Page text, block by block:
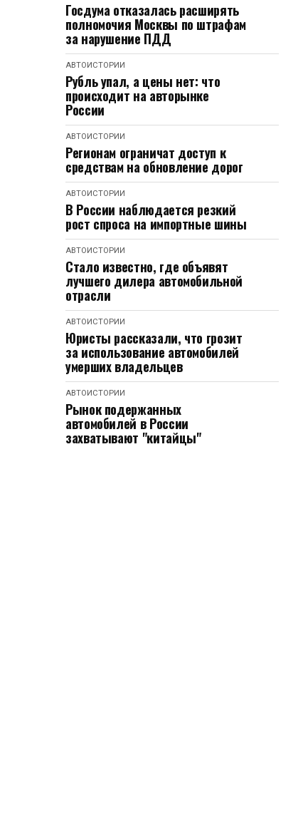
Госдума отказалась расширять
полномочия Москвы по штрафам
за нарушение ПДД
АВТОИСТОРИИ
Рубль упал, а цены нет: что
происходит на авторынке
России
АВТОИСТОРИИ
Регионам ограничат доступ к
средствам на обновление дорог
АВТОИСТОРИИ
В России наблюдается резкий
рост спроса на импортные шины
АВТОИСТОРИИ
Стало известно, где объявят
лучшего дилера автомобильной
отрасли
АВТОИСТОРИИ
Юристы рассказали, что грозит
за использование автомобилей
умерших владельцев
АВТОИСТОРИИ
Рынок подержанных
автомобилей в России
захватывают "китайцы"